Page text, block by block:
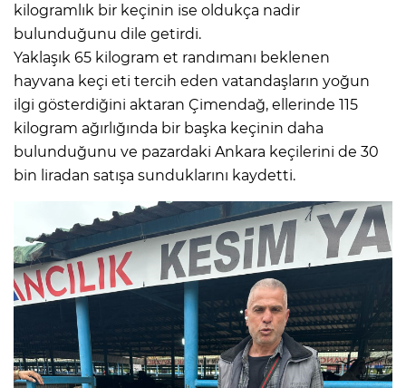
kilogramlık bir keçinin ise oldukça nadir
bulunduğunu dile getirdi.
Yaklaşık 65 kilogram et randımanı beklenen
hayvana keçi eti tercih eden vatandaşların yoğun
ilgi gösterdiğini aktaran Çimendağ, ellerinde 115
kilogram ağırlığında bir başka keçinin daha
bulunduğunu ve pazardaki Ankara keçilerini de 30
bin liradan satışa sunduklarını kaydetti.